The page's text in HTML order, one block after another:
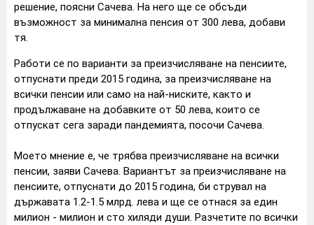
решение, поясни Сачева. На него ще се обсъди
възможност за минимална пенсия от 300 лева, добави
тя.
Работи се по варианти за преизчисляване на пенсиите,
отпуснати преди 2015 година, за преизчисляване на
всички пенсии или само на най-ниските, както и
продължаване на добавките от 50 лева, които се
отпускат сега заради пандемията, посочи Сачева.
Моето мнение е, че трябва преизчисляване на всички
пенсии, заяви Сачева. Вариантът за преизчисляване на
пенсиите, отпуснати до 2015 година, би струвал на
държавата 1.2-1.5 млрд. лева и ще се отнася за един
милион - милион и сто хиляди души. Разчетите по всички